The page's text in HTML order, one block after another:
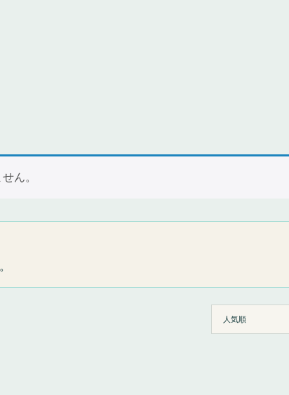
ん。